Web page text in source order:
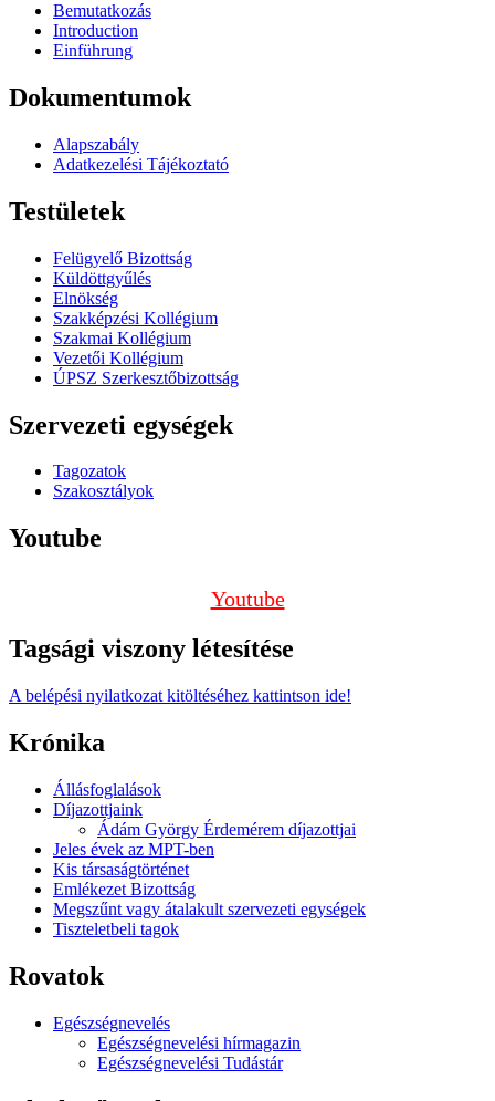
Bemutatkozás
Introduction
Einführung
Dokumentumok
Alapszabály
Adatkezelési Tájékoztató
Testületek
Felügyelő Bizottság
Küldöttgyűlés
Elnökség
Szakképzési Kollégium
Szakmai Kollégium
Vezetői Kollégium
ÚPSZ Szerkesztőbizottság
Szervezeti egységek
Tagozatok
Szakosztályok
Youtube
Youtube
Tagsági viszony létesítése
A belépési nyilatkozat kitöltéséhez kattintson ide!
Krónika
Állásfoglalások
Díjazottjaink
Ádám György Érdemérem díjazottjai
Jeles évek az MPT-ben
Kis társaságtörténet
Emlékezet Bizottság
Megszűnt vagy átalakult szervezeti egységek
Tiszteletbeli tagok
Rovatok
Egészségnevelés
Egészségnevelési hírmagazin
Egészségnevelési Tudástár